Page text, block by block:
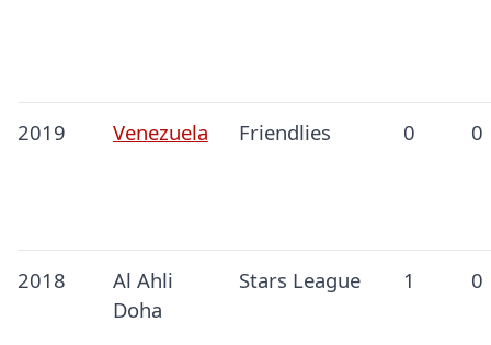
2019 Venezuela Friendlies 0 0
2018
Al Ahli
Doha
Stars League 1 0